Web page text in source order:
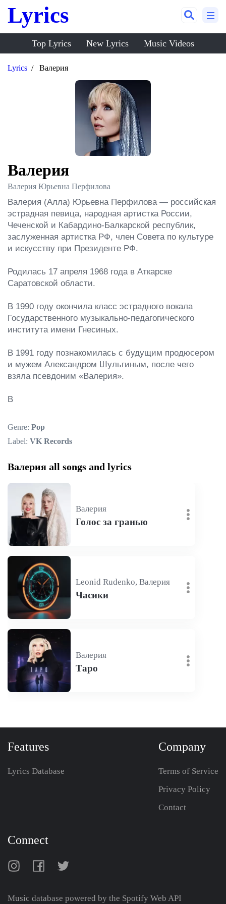
Lyrics
Top Lyrics New Lyrics Music Videos
Lyrics Валерия
Валерия
Валерия Юрьевна Перфилова
Валерия (Алла) Юрьевна Перфилова — российская
эстрадная певица, народная артистка России,
Чеченской и Кабардино-Балкарской республик,
заслуженная артистка РФ, член Совета по культуре
и искусству при Президенте РФ.
Родилась 17 апреля 1968 года в Аткарске
Саратовской области.
В 1990 году окончила класс эстрадного вокала
Государственного музыкально-педагогического
института имени Гнесиных.
В 1991 году познакомилась с будущим продюсером
и мужем Александром Шульгиным, после чего
взяла псевдоним «Валерия».
В
Genre: Pop
Label: VK Records
Валерия all songs and lyrics
Валерия
Голос за гранью
Leonid Rudenko, Валерия
Часики
Валерия
Таро
Features
Lyrics Database
Company
Terms of Service
Privacy Policy
Contact
Connect
Music database powered by the Spotify Web API